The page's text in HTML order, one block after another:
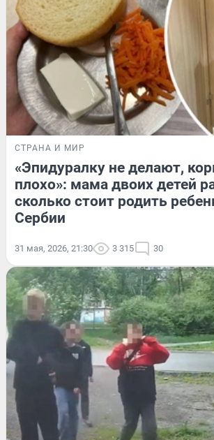
СТРАНА И МИР
«Эпидуралку не делают,
плохо»: мама двоих детей
сколько стоит родить
Сербии
31 мая, 2026, 21:30 3 315 30